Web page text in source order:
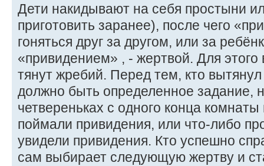
Дети накидывают на себя простыни
приготовить заранее), после чего
гоняться друг за другом, или за
«привидением» , - жертвой. Для
тянут жребий. Перед тем, кто
должно быть определенное задание,
четвереньках с одного конца
поймали привидения, или что-либо
увидели привидения. Кто успешно
сам выбирает следующую жертву и